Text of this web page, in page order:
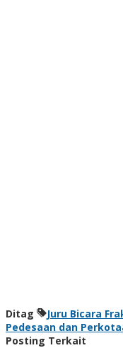
Ditag Juru Bicara
Pedesaan dan
Posting Terkait